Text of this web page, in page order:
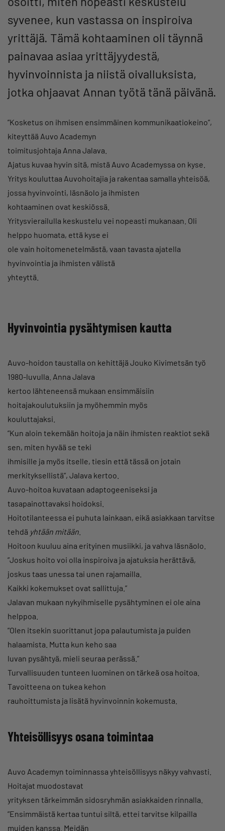
syvenee, kun vastassa on inspiroiva
yrittäjä. Tämä kohtaaminen oli täynnä
painavaa asiaa yrittäjyydestä,
hyvinvoinnista ja niistä oivalluksista,
jotka ohjaavat Annan työtä tänä päivänä.
”Kosketus on ihmisen ensimmäinen kommunikaatiokeino”,
kiteyttää Auvo Academyn
toimitusjohtaja Anna Jalava.
Ajatus kuvaa hyvin sitä, mistä Auvo Academyssa on kyse.
Yritys kouluttaa Auvohoitajia ja rakentaa samalla yhteisöä,
jossa hyvinvointi, läsnäolo ja ihmisten
kohtaaminen ovat keskiössä.
Yritysvierailulla keskustelu vei nopeasti mukanaan. Oli
helppo huomata, että kyse ei
ole vain hoitomenetelmästä, vaan tavasta ajatella
hyvinvointia ja ihmisten välistä
yhteyttä.
Hyvinvointia pysähtymisen kautta
Auvo-hoidon taustalla on kehittäjä Jouko Kivimetsän työ
1980-luvulla. Anna Jalava
kertoo lähteneensä mukaan ensimmäisiin
hoitajakoulutuksiin ja myöhemmin myös
kouluttajaksi.
”Kun aloin tekemään hoitoja ja näin ihmisten reaktiot sekä
sen, miten hyvää se teki
ihmisille ja myös itselle, tiesin että tässä on jotain
merkityksellistä”, Jalava kertoo.
Auvo-hoitoa kuvataan adaptogeeniseksi ja
tasapainottavaksi hoidoksi.
Hoitotilanteessa ei puhuta lainkaan, eikä asiakkaan tarvitse
tehdä yhtään mitään
Hoitoon kuuluu aina erityinen musiikki, ja vahva läsnäolo.
”Joskus hoito voi olla inspiroiva ja ajatuksia herättävä,
joskus taas unessa tai unen rajamailla.
Kaikki kokemukset ovat sallittuja.”
Jalavan mukaan nykyihmiselle pysähtyminen ei ole aina
helppoa.
”Olen itsekin suorittanut jopa palautumista ja puiden
halaamista. Mutta kun keho saa
luvan pysähtyä, mieli seuraa perässä.”
Turvallisuuden tunteen luominen on tärkeä osa hoitoa.
Tavoitteena on tukea kehon
rauhoittumista ja lisätä hyvinvoinnin kokemusta.
Yhteisöllisyys osana toimintaa
Auvo Academyn toiminnassa yhteisöllisyys näkyy vahvasti.
Hoitajat muodostavat
yrityksen tärkeimmän sidosryhmän asiakkaiden rinnalla.
”Ensimmäistä kertaa tuntui siltä, ettei tarvitse kilpailla
muiden kanssa. Meidän